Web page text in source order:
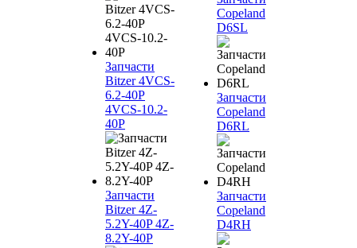
Запчасти
Bitzer 4VCS-
6.2-40P
4VCS-10.2-
40P
Запчасти
Bitzer 4Z-
5.2Y-40P 4Z-
8.2Y-40P
Copeland
D6SL
Запчасти
Copeland
D6RL
Запчасти
Copeland
D4RH